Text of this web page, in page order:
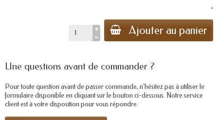
.
Ajouter au panier
Une questions avant de commander ?
Pour toute question avant de passer commande, n'hésitez pas à utiliser le
formulaire disponible en cliquant sur le bouton ci-dessous. Notre service
client est à votre disposition pour vous répondre.